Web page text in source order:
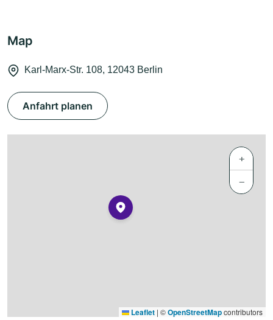
Map
Karl-Marx-Str. 108, 12043 Berlin
Anfahrt planen
+
−
Leaflet | ©OpenStreetMapcontributors